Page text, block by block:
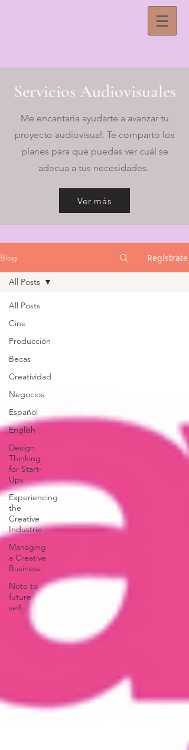
Servicios Audiovisuales
Me encantaría ayudarte a avanzar tu
proyecto audiovisual. Te comparto los
planes para que puedas ver cuál se
adecua a tus necesidades.
Ver más
Blog Regístrate
All Posts
Cine
Producción
Becas
Creatividad
Negocios
Español
English
Design
Thinking
for Start-
Ups
Experiencing
the
Creative
Industrie
Managing
a Creative
Business
Note to
future
self...
All Posts